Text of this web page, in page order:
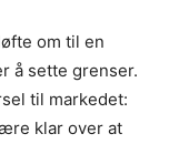
om til en
å sette grenser.
til markedet:
klar over at